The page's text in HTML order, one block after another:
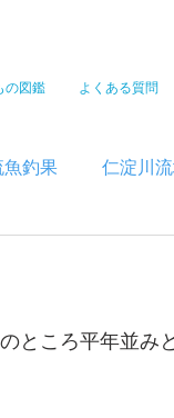
の図鑑 よくある質問
魚釣果 仁淀川
ところ平年並み